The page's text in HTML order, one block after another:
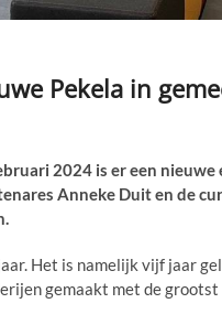
Pekela in
2024 is er een
Anneke Duit en de
Het is namelijk vijf jaar
gemaakt met de